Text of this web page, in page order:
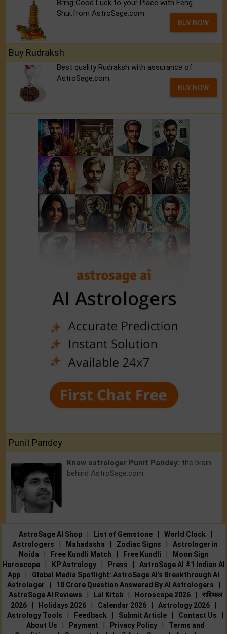
Bring Good Luck to your Place with Feng
Shui.from AstroSage.com
BUY NOW
Buy Rudraksh
Best quality Rudraksh with assurance of
AstroSage.com
BUY NOW
Punit Pandey
Know astrologer Punit Pandey: the brain
behind AstroSage.com
AstroSage AI Shop | List of Gemstone | World Clock
|
Astrologers
| Mahadasha | Zodiac Signs |
Astrologer in
Noida
| Free Kundli Match | Free Kundli |
Moon Sign
Horoscope
| KP Astrology | Press |
AstroSage AI #1 Indian AI
App
|
Global Media Spotlight: AstroSage AI’s Breakthrough AI
Astrologer
| 10 Crore Question Answered By AI Astrologers
|
AstroSage AI Reviews
| Lal Kitab | Horoscope 2026 |
राशिफल
2026
| Holidays 2026 | Calendar 2026 | Astrology 2026
|
Astrology Tools
| Feedback | Submit Article | Contact Us
|
About Us
| Payment | Privacy Policy |
Terms and